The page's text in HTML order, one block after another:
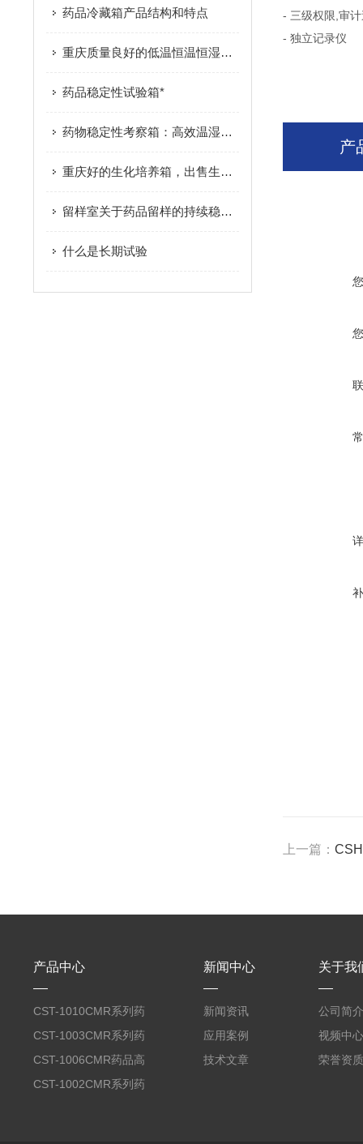
药品冷藏箱产品结构和特点
重庆质量良好的低温恒温恒湿试验箱厂家推荐
药品稳定性试验箱*
药物稳定性考察箱：高效温湿度控制，推动药品稳定性试验标准化与规范化
重庆好的生化培养箱，出售生化培养箱
留样室关于药品留样的持续稳定考察
什么是长期试验
- 三级权限,审
- 独立记录仪
产
上一篇：
产品中心
CST-1010CMR系列药
品高温试验箱
CST-1003CMR系列药
品高温试验箱
CST-1006CMR药品高
温试验箱
CST-1002CMR系列药
新闻中心
新闻资讯
应用案例
技术文章
关于我
公司简介
视频中心
荣誉资质